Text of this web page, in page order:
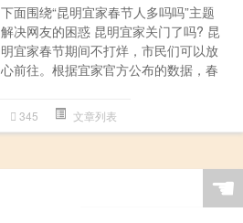
下面围绕“昆明宜家春节人多吗吗”主题
解决网友的困惑 昆明宜家关门了吗? 昆
明宜家春节期间不打烊，市民们可以放
心前往。根据宜家官方公布的数据，春
345 文章列表
☚